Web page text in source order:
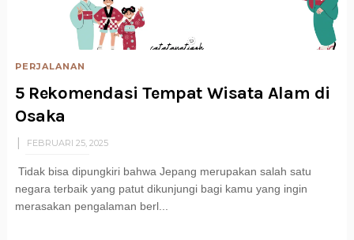
PERJALANAN
5 Rekomendasi Tempat Wisata Alam di
Osaka
FEBRUARI 25, 2025
Tidak bisa dipungkiri bahwa Jepang merupakan salah satu
negara terbaik yang patut dikunjungi bagi kamu yang ingin
merasakan pengalaman berl...